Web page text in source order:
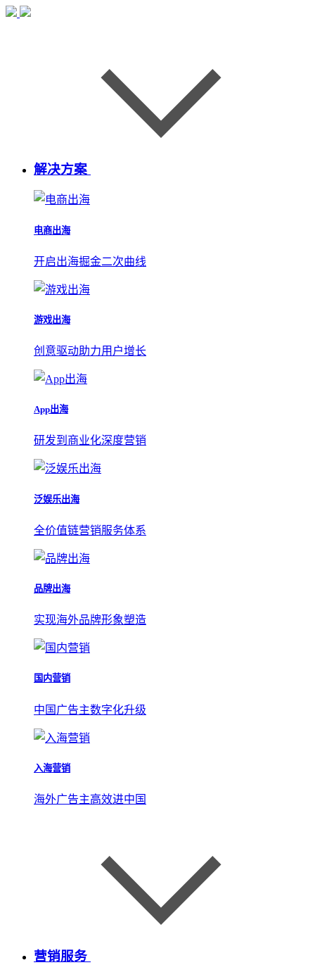
解决方案
电商出海
开启出海掘金二次曲线
游戏出海
创意驱动助力用户增长
App出海
研发到商业化深度营销
泛娱乐出海
全价值链营销服务体系
品牌出海
实现海外品牌形象塑造
国内营销
中国广告主数字化升级
入海营销
海外广告主高效进中国
营销服务